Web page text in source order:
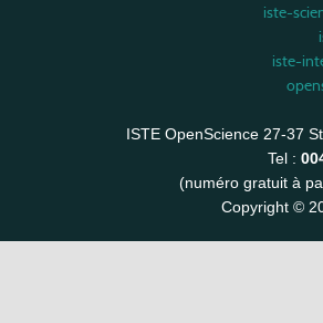
iste-
iste-
ISTE OpenScience 27-37
Tel :
(numéro gratuit à
Copyright ©